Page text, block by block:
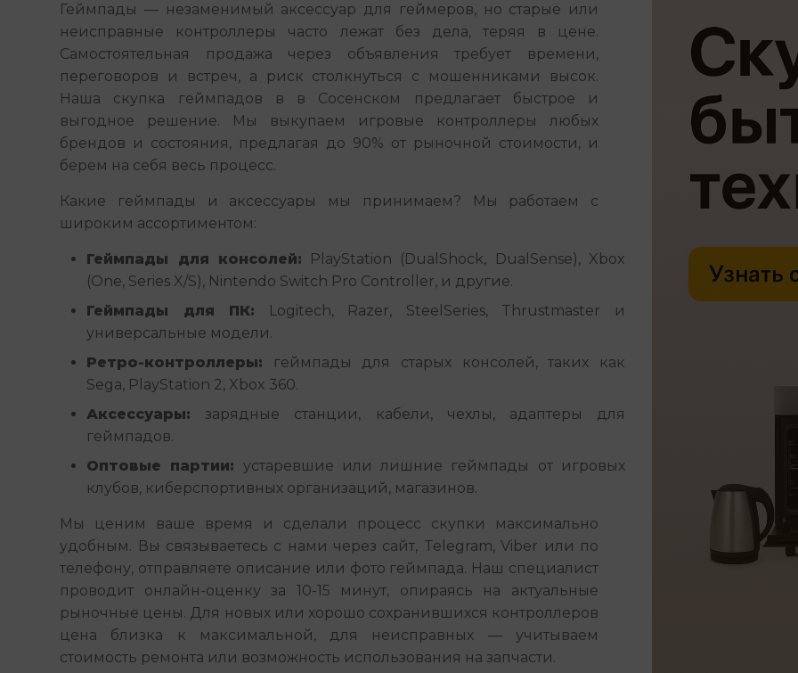
Геймпады — незаменимый аксессуар для геймеров, но старые или
неисправные контроллеры часто лежат без дела, теряя в цене.
Самостоятельная продажа через объявления требует времени,
переговоров и встреч, а риск столкнуться с мошенниками высок.
Наша скупка геймпадов в в Сосенском предлагает быстрое и
выгодное решение. Мы выкупаем игровые контроллеры любых
брендов и состояния, предлагая до 90% от рыночной стоимости, и
берем на себя весь процесс.
Какие геймпады и аксессуары мы принимаем? Мы работаем с
широким ассортиментом:
Геймпады для консолей: PlayStation (DualShock, DualSense), Xbox
(One, Series X/S), Nintendo Switch Pro Controller, и другие.
Геймпады для ПК: Logitech, Razer, SteelSeries, Thrustmaster и
универсальные модели.
Ретро-контроллеры: геймпады для старых консолей, таких как
Sega, PlayStation 2, Xbox 360.
Аксессуары: зарядные станции, кабели, чехлы, адаптеры для
геймпадов.
Оптовые партии: устаревшие или лишние геймпады от игровых
клубов, киберспортивных организаций, магазинов.
Мы ценим ваше время и сделали процесс скупки максимально
удобным. Вы связываетесь с нами через сайт, Telegram, Viber или по
телефону, отправляете описание или фото геймпада. Наш специалист
проводит онлайн-оценку за 10-15 минут, опираясь на актуальные
рыночные цены. Для новых или хорошо сохранившихся контроллеров
цена близка к максимальной, для неисправных — учитываем
стоимость ремонта или возможность использования на запчасти.